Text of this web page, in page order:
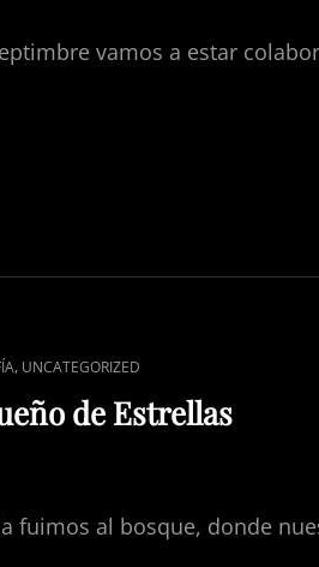
vamos a estar
, UNCATEGORIZED
de Estrellas
fuimos al bosque, donde